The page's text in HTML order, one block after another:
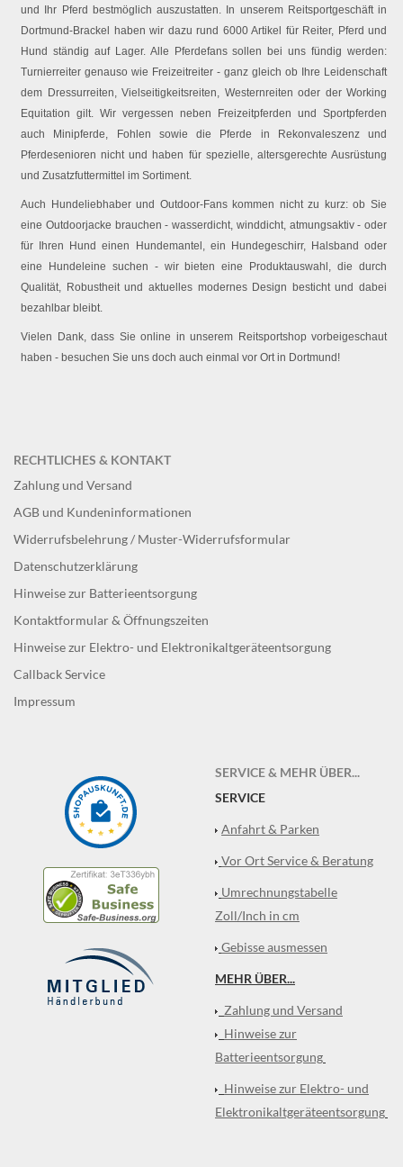
und Ihr Pferd bestmöglich auszustatten. In unserem Reitsportgeschäft in
Dortmund-Brackel haben wir dazu rund 6000 Artikel für Reiter, Pferd und
Hund ständig auf Lager. Alle Pferdefans sollen bei uns fündig werden:
Turnierreiter genauso wie Freizeitreiter - ganz gleich ob Ihre Leidenschaft
dem Dressurreiten, Vielseitigkeitsreiten, Westernreiten oder der Working
Equitation gilt. Wir vergessen neben Freizeitpferden und Sportpferden
auch Minipferde, Fohlen sowie die Pferde in Rekonvaleszenz und
Pferdesenioren nicht und haben für spezielle, altersgerechte Ausrüstung
und Zusatzfuttermittel im Sortiment.
Auch Hundeliebhaber und Outdoor-Fans kommen nicht zu kurz: ob Sie
eine Outdoorjacke brauchen - wasserdicht, winddicht, atmungsaktiv - oder
für Ihren Hund einen Hundemantel, ein Hundegeschirr, Halsband oder
eine Hundeleine suchen - wir bieten eine Produktauswahl, die durch
Qualität, Robustheit und aktuelles modernes Design besticht und dabei
bezahlbar bleibt.
Vielen Dank, dass Sie online in unserem Reitsportshop vorbeigeschaut
haben - besuchen Sie uns doch auch einmal vor Ort in Dortmund!
RECHTLICHES & KONTAKT
Zahlung und Versand
AGB und Kundeninformationen
Widerrufsbelehrung / Muster-Widerrufsformular
Datenschutzerklärung
Hinweise zur Batterieentsorgung
Kontaktformular & Öffnungszeiten
Hinweise zur Elektro- und Elektronikaltgeräteentsorgung
Callback Service
Impressum
SERVICE & MEHR ÜBER...
SERVICE
Anfahrt & Parken
Vor Ort Service & Beratung
Umrechnungstabelle
Zoll/Inch in cm
Gebisse ausmessen
MEHR ÜBER...
Zahlung und Versand
Hinweise zur
Batterieentsorgung
Hinweise zur Elektro- und
Elektronikaltgeräteentsorgung